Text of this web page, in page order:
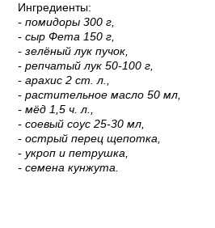
Ингредиенты:
- помидоры 300 г,
- сыр Фета 150 г,
- зелёный лук пучок,
- репчатый лук 50-100 г,
- арахис 2 ст. л.,
- растительное масло 50 мл,
- мёд 1,5 ч. л.,
- соевый соус 25-30 мл,
- острый перец щепотка,
- укроп и петрушка,
- семена кунжута.